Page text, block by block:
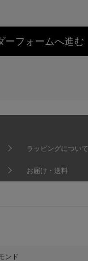
ーフォームへ進む
ラッピングについて
お届け・送料
ンド